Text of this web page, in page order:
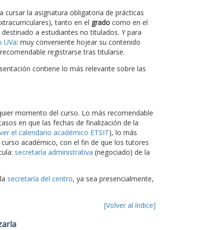
cursar la asignatura obligatoria de prácticas
tanto en el gradocomo en el
a estudiantes no titulados. Y para
UVa: muy conveniente hojear su contenido
registrarse tras titularse.
contiene lo más relevante sobre las
momento del curso. Lo más recomendable
en que las fechas de finalización de la
el calendario académico ETSIT), lo más
académico, con el fin de que los tutores
secretaría administrativa (negociado) de la
secretaría del centro, ya sea presencialmente,
[Volver al índice]